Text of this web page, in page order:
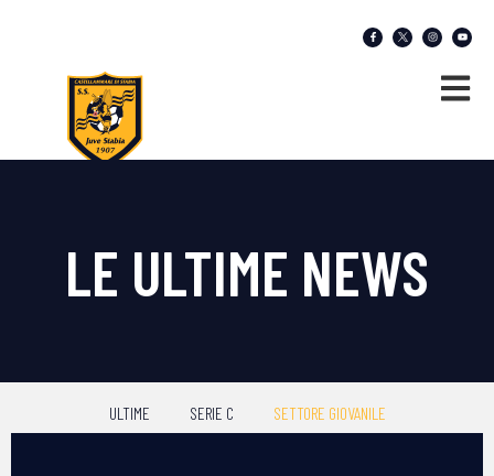
LE ULTIME NEWS
ULTIME SERIE C SETTORE GIOVANILE